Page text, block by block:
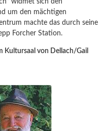
um den mächtigen
machte das durch seine
Forcher Station.
Kultursaal von Dellach/Gail